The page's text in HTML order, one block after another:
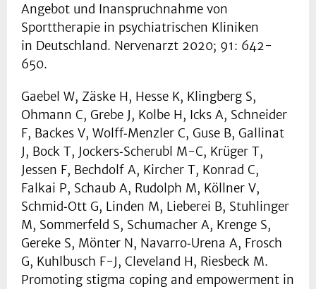
Angebot und Inanspruchnahme von
Sporttherapie in psychiatrischen Kliniken
in Deutschland. Nervenarzt 2020; 91: 642-
650.
Gaebel W, Zäske H, Hesse K, Klingberg S,
Ohmann C, Grebe J, Kolbe H, Icks A, Schneider
F, Backes V, Wolff‑Menzler C, Guse B, Gallinat
J, Bock T, Jockers‑Scherubl M-C, Krüger T,
Jessen F, Bechdolf A, Kircher T, Konrad C,
Falkai P, Schaub A, Rudolph M, Köllner V,
Schmid‑Ott G, Linden M, Lieberei B, Stuhlinger
M, Sommerfeld S, Schumacher A, Krenge S,
Gereke S, Mönter N, Navarro‑Urena A, Frosch
G, Kuhlbusch F-J, Cleveland H, Riesbeck M.
Promoting stigma coping and empowerment in